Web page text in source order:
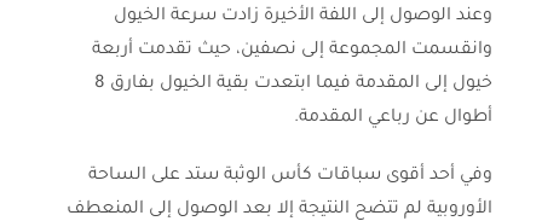
وعند الوصول إلى اللفة الأخيرة زادت سرعة الخيول
وانقسمت المجموعة إلى نصفين، حيث تقدمت أربعة
خيول إلى المقدمة فيما ابتعدت بقية الخيول بفارق 8
أطوال عن رباعي المقدمة.
وفي أحد أقوى سباقات كأس الوثبة ستد على الساحة
الأوروبية لم تتضح النتيجة إلا بعد الوصول إلى المنعطف